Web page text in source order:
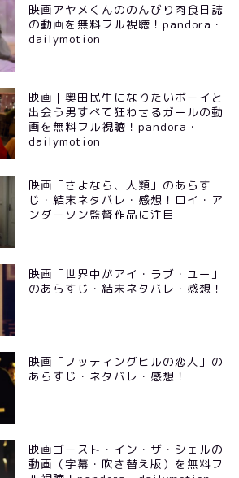
映画アヤメくんののんびり肉食日誌
の動画を無料フル視聴！pandora・
dailymotion
映画｜奥田民生になりたいボーイと
出会う男すべて狂わせるガールの動
画を無料フル視聴！pandora・
dailymotion
映画「さよなら、人類」のあらす
じ・結末ネタバレ・感想！ロイ・ア
ンダーソン監督作品に注目
映画「世界中がアイ・ラブ・ユー」
のあらすじ・結末ネタバレ・感想！
映画「ノッティングヒルの恋人」の
あらすじ・ネタバレ・感想！
映画ゴースト・イン・ザ・シェルの
動画（字幕・吹き替え版）を無料フ